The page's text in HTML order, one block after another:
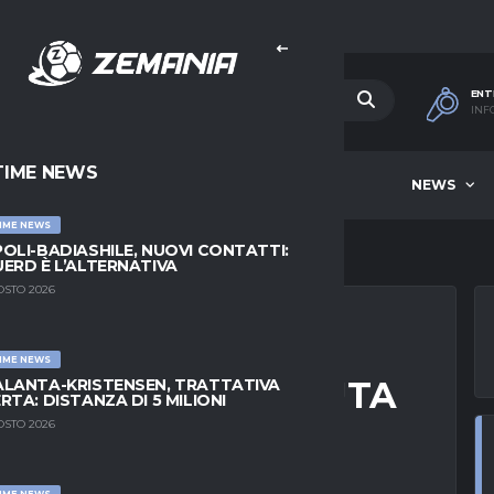
NEWS
NEWS
NEWS
BADIASHILE, NUOVI CONTATTI:
È L’ALTERNATIVA
2026
NEWS
KRISTENSEN, TRATTATIVA
DISTANZA DI 5 MILIONI
2026
FIORENTINA VALUTA